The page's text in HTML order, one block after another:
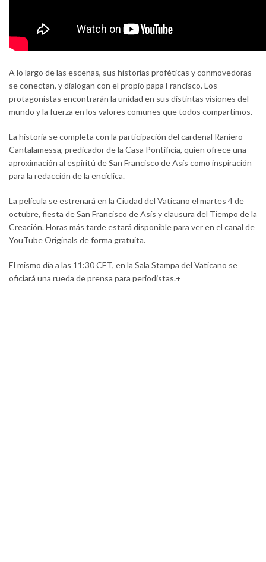
A lo largo de las escenas, sus historias proféticas y conmovedoras
se conectan, y dialogan con el propio papa Francisco. Los
protagonistas encontrarán la unidad en sus distintas visiones del
mundo y la fuerza en los valores comunes que todos compartimos.
La historia se completa con la participación del cardenal Raniero
Cantalamessa, predicador de la Casa Pontificia, quien ofrece una
aproximación al espiritú de San Francisco de Asís como inspiración
para la redacción de la encíclica.
La película se estrenará en la Ciudad del Vaticano el martes 4 de
octubre, fiesta de San Francisco de Asís y clausura del Tiempo de la
Creación. Horas más tarde estará disponible para ver en el canal de
YouTube Originals de forma gratuita.
El mismo día a las 11:30 CET, en la Sala Stampa del Vaticano se
oficiará una rueda de prensa para periodistas.+